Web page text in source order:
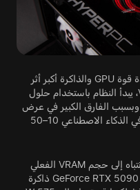
في الذكاء الاصطناعي والرندر، تعطي زيادة قوة GPU والذاكرة أكبر أثر
غالبًا. إذا لم يتسع النموذج داخل VRAM، يبدأ النظام باستخدام حلول
أبطأ مثل نقل بعض الطبقات إلى RAM. وبسبب الفارق الكبير في عرض
النطاق، قد تنخفض سرعة توليد الرموز في الذكاء الاصطناعي 10–50
عند التحديث للشبكات العصبية يجب الانتباه إلى حجم VRAM الفعلي
ومعمارية GPU واستهلاك الطاقة. تقدم GeForce RTX 5090 ذاكرة